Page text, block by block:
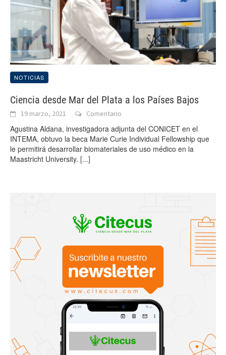
NOTICIAS
Ciencia desde Mar del Plata a los Países Bajos
19 marzo, 2021 Comentario
Agustina Aldana, investigadora adjunta del CONICET en el
INTEMA, obtuvo la beca Marie Curie Individual Fellowship que
le permitirá desarrollar biomateriales de uso médico en la
Maastricht University. [...]